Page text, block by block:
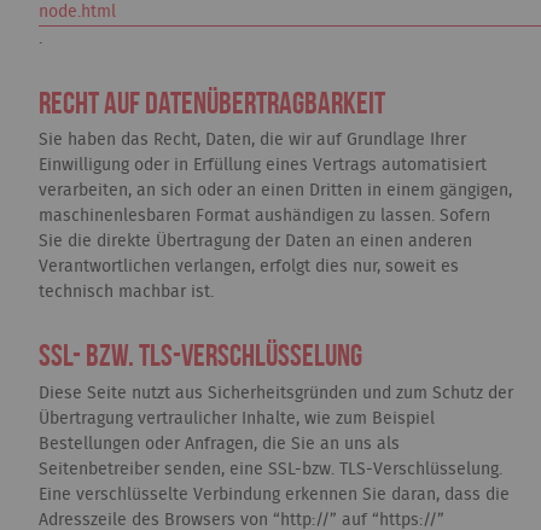
node.html
.
Recht auf Datenübertragbarkeit
Sie haben das Recht, Daten, die wir auf Grundlage Ihrer
Einwilligung oder in Erfüllung eines Vertrags automatisiert
verarbeiten, an sich oder an einen Dritten in einem gängigen,
maschinenlesbaren Format aushändigen zu lassen. Sofern
Sie die direkte Übertragung der Daten an einen anderen
Verantwortlichen verlangen, erfolgt dies nur, soweit es
technisch machbar ist.
SSL- bzw. TLS-Verschlüsselung
Diese Seite nutzt aus Sicherheitsgründen und zum Schutz der
Übertragung vertraulicher Inhalte, wie zum Beispiel
Bestellungen oder Anfragen, die Sie an uns als
Seitenbetreiber senden, eine SSL-bzw. TLS-Verschlüsselung.
Eine verschlüsselte Verbindung erkennen Sie daran, dass die
Adresszeile des Browsers von “http://” auf “https://”